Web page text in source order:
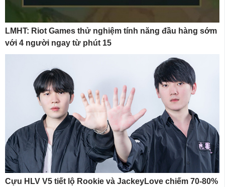
LMHT: Riot Games thử nghiệm tính năng đầu hàng sớm
với 4 người ngay từ phút 15
Cựu HLV V5 tiết lộ Rookie và JackeyLove chiếm 70-80%